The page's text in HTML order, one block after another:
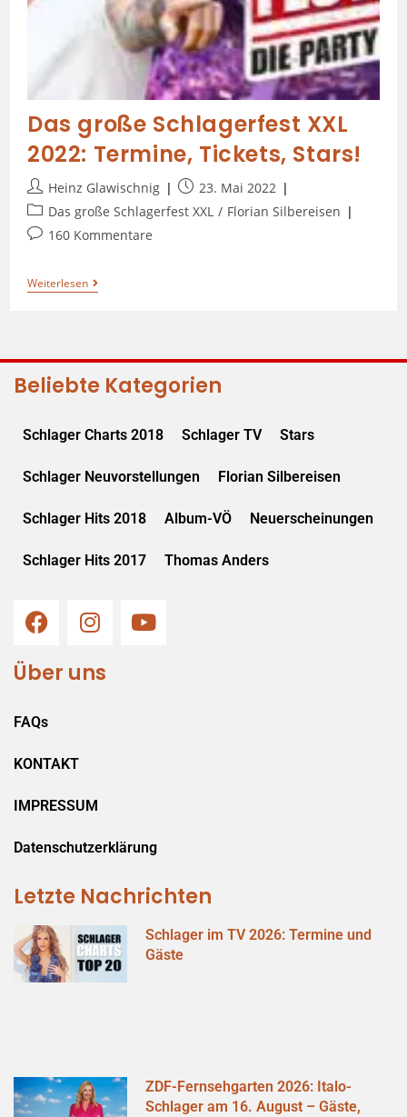
Das große Schlagerfest XXL
2022: Termine, Tickets, Stars!
Heinz Glawischnig
23. Mai 2022
Das große Schlagerfest XXL / Florian Silbereisen
160 Kommentare
Weiterlesen
Beliebte Kategorien
Schlager Charts 2018 Schlager TV Stars
Schlager Neuvorstellungen Florian Silbereisen
Schlager Hits 2018 Album-VÖ Neuerscheinungen
Schlager Hits 2017 Thomas Anders
Über uns
FAQs
KONTAKT
IMPRESSUM
Datenschutzerklärung
Letzte Nachrichten
Schlager im TV 2026: Termine und
Gäste
ZDF-Fernsehgarten 2026: Italo-
Schlager am 16. August – Gäste,